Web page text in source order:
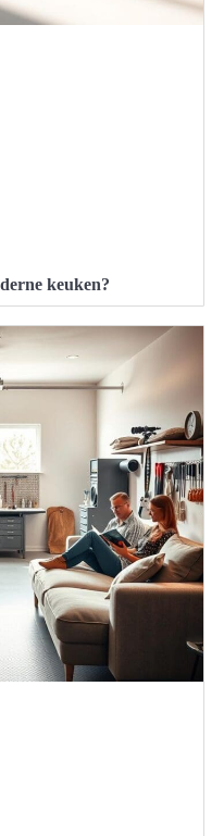
keuken?